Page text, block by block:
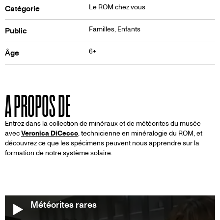
Catégorie Le ROM chez vous
Public Familles, Enfants
Âge 6+
A PROPOS DE
Entrez dans la collection de minéraux et de météorites du musée
avecVeronica DiCecco, technicienne en minéralogie du ROM, et
découvrez ce que les spécimens peuvent nous apprendre sur la
formation de notre système solaire.
Météorites rares